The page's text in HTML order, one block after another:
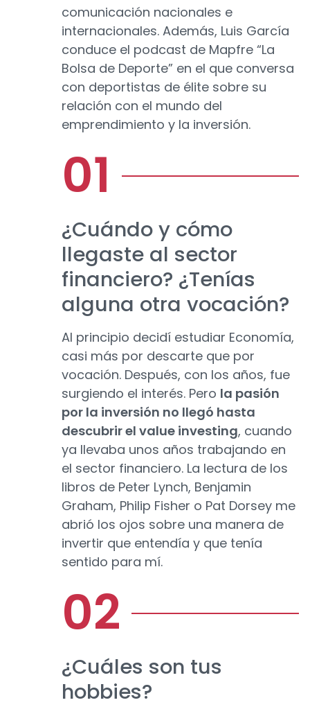
comunicación nacionales e
internacionales. Además, Luis García
conduce el podcast de Mapfre “La
Bolsa de Deporte” en el que conversa
con deportistas de élite sobre su
relación con el mundo del
emprendimiento y la inversión.
¿Cuándo y cómo
llegaste al sector
financiero? ¿Tenías
alguna otra vocación?
Al principio decidí estudiar Economía,
casi más por descarte que por
vocación. Después, con los años, fue
surgiendo el interés. Pero la pasión
por la inversión no llegó hasta
descubrir el value investing, cuando
ya llevaba unos años trabajando en
el sector financiero. La lectura de los
libros de Peter Lynch, Benjamin
Graham, Philip Fisher o Pat Dorsey me
abrió los ojos sobre una manera de
invertir que entendía y que tenía
sentido para mí.
¿Cuáles son tus
hobbies?